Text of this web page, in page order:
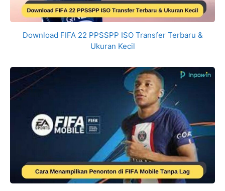
Download FIFA 22 PPSSPP ISO Transfer Terbaru &
Ukuran Kecil